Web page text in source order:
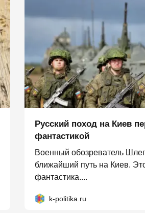
Русский поход на Киев
фантастикой
Военный обозреватель
ближайший путь на Киев.
фантастика....
k-politika.ru